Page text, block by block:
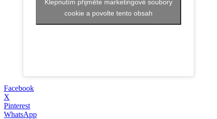
Klepnutím přijměte marketingové soubory
cookie a povolte tento obsah
Facebook
X
Pinterest
WhatsApp